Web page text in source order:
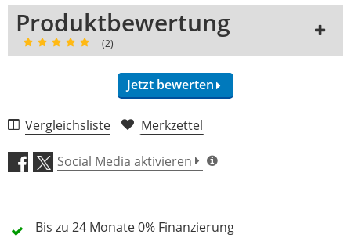
Produktbewertung
(2)
Jetzt bewerten
Preis/Leistung (5,0)
2 Rezensionen
4 Sterne
Vergleichsliste Merkzettel
Social Media aktivieren
Bis zu 24 Monate0% Finanzierung